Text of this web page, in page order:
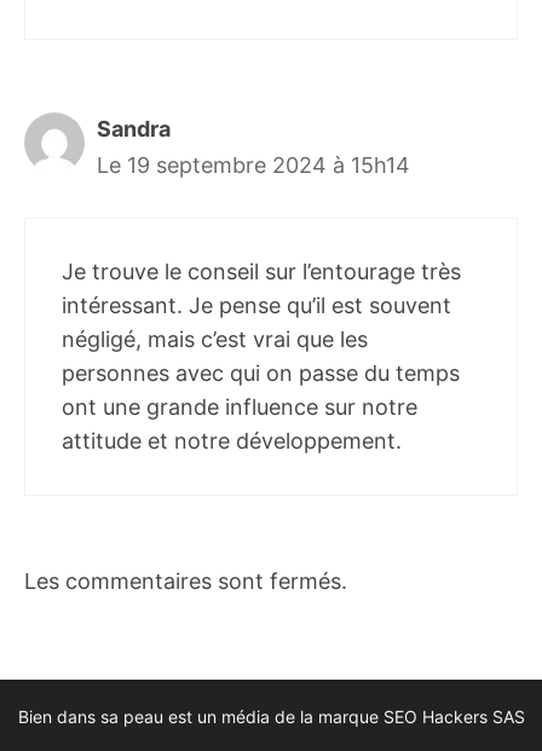
Sandra
Le 19 septembre 2024 à 15h14
Je trouve le conseil sur l’entourage très
intéressant. Je pense qu’il est souvent
négligé, mais c’est vrai que les
personnes avec qui on passe du temps
ont une grande influence sur notre
attitude et notre développement.
Les commentaires sont fermés.
Bien dans sa peau est un média de la marque SEO Hackers SAS